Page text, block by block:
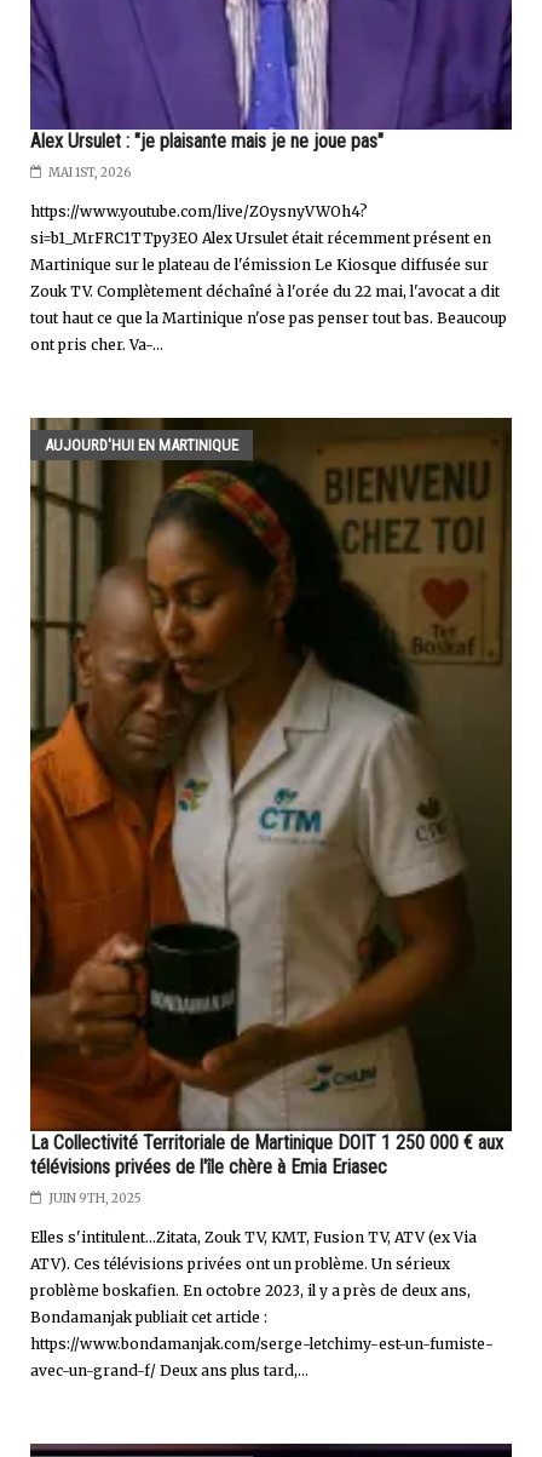
Alex Ursulet : "je plaisante mais je ne joue pas"
MAI 1ST, 2026
https://www.youtube.com/live/ZOysnyVWOh4?
si=b1_MrFRC1TTpy3EO Alex Ursulet était récemment présent en
Martinique sur le plateau de l'émission Le Kiosque diffusée sur
Zouk TV. Complètement déchaîné à l'orée du 22 mai, l'avocat a dit
tout haut ce que la Martinique n'ose pas penser tout bas. Beaucoup
ont pris cher. Va-...
AUJOURD'HUI EN MARTINIQUE
La Collectivité Territoriale de Martinique DOIT 1 250 000 € aux
télévisions privées de l'île chère à Emia Eriasec
JUIN 9TH, 2025
Elles s'intitulent...Zitata, Zouk TV, KMT, Fusion TV, ATV (ex Via
ATV). Ces télévisions privées ont un problème. Un sérieux
problème boskafien. En octobre 2023, il y a près de deux ans,
Bondamanjak publiait cet article :
https://www.bondamanjak.com/serge-letchimy-est-un-fumiste-
avec-un-grand-f/ Deux ans plus tard,...